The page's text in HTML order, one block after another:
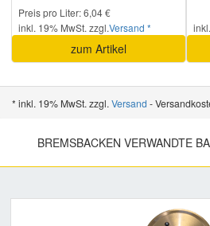
Preis pro Liter: 6,04 €
inkl. 19% MwSt. zzgl.Versand *
zum Artikel
* inkl. 19% MwSt. zzgl. Versand -
BREMSBACKEN VERWANDTE